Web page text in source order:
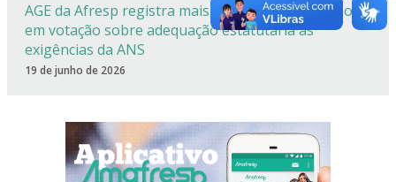
AGE da Afresp registra mais de 90% de aprovação
em votação sobre adequação estatutária às
exigências da ANS
19 de junho de 2026